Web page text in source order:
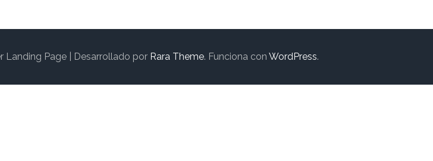
Landing Page | Desarrollado por Rara Theme. Funciona con WordPress.